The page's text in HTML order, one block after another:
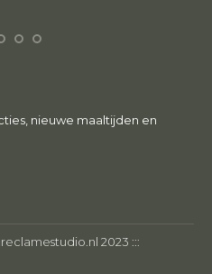
nieuwe maaltijden en
2023 :::